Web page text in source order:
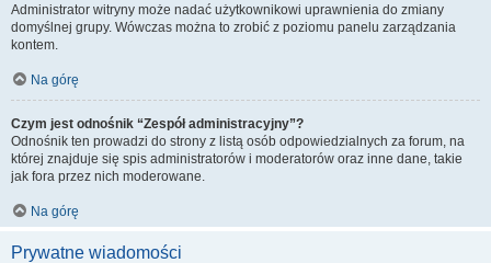
Administrator witryny może nadać użytkownikowi uprawnienia do zmiany
domyślnej grupy. Wówczas można to zrobić z poziomu panelu zarządzania
kontem.
Na górę
Czym jest odnośnik “Zespół administracyjny”?
Odnośnik ten prowadzi do strony z listą osób odpowiedzialnych za forum, na
której znajduje się spis administratorów i moderatorów oraz inne dane, takie
jak fora przez nich moderowane.
Na górę
Prywatne wiadomości